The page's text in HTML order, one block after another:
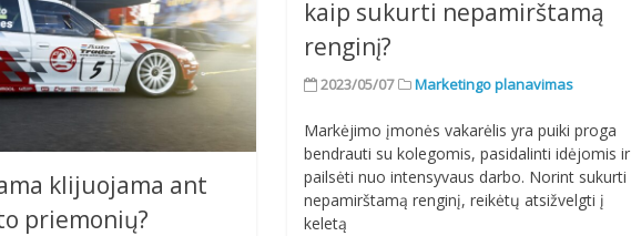
klijuojama ant
priemonių?
kaip sukurti nepamirštamą
renginį?
2023/05/07 Marketingo planavimas
Markėjimo įmonės vakarėlis yra puiki proga
bendrauti su kolegomis, pasidalinti idėjomis ir
pailsėti nuo intensyvaus darbo. Norint sukurti
nepamirštamą renginį, reikėtų atsižvelgti į
keletą